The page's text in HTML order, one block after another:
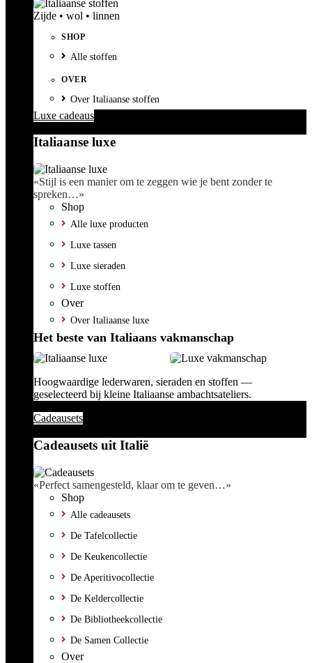
Zijde • wol • linnen
SHOP
Alle stoffen
OVER
Over Italiaanse stoffen
Luxe cadeaus
Italiaanse luxe
«Stijl is een manier om te zeggen wie je bent zonder te
spreken…»
Shop
Alle luxe producten
Luxe tassen
Luxe sieraden
Luxe stoffen
Over
Over Italiaanse luxe
Het beste van Italiaans vakmanschap
Hoogwaardige lederwaren, sieraden en stoffen —
geselecteerd bij kleine Italiaanse ambachtsateliers.
Cadeausets
Cadeausets uit Italië
«Perfect samengesteld, klaar om te geven…»
Shop
Alle cadeausets
De Tafelcollectie
De Keukencollectie
De Aperitivocollectie
De Keldercollectie
De Bibliotheekcollectie
De Samen Collectie
Over